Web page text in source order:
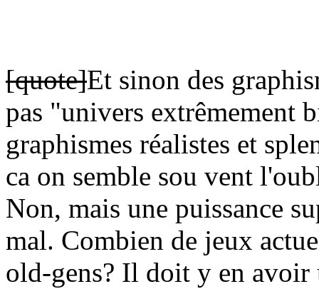
[quote]Et sinon des
pas "univers extrêmement
graphismes réalistes et
ca on semble sou vent
Non, mais une puissance
mal. Combien de jeux
old-gens? Il doit y en avoir